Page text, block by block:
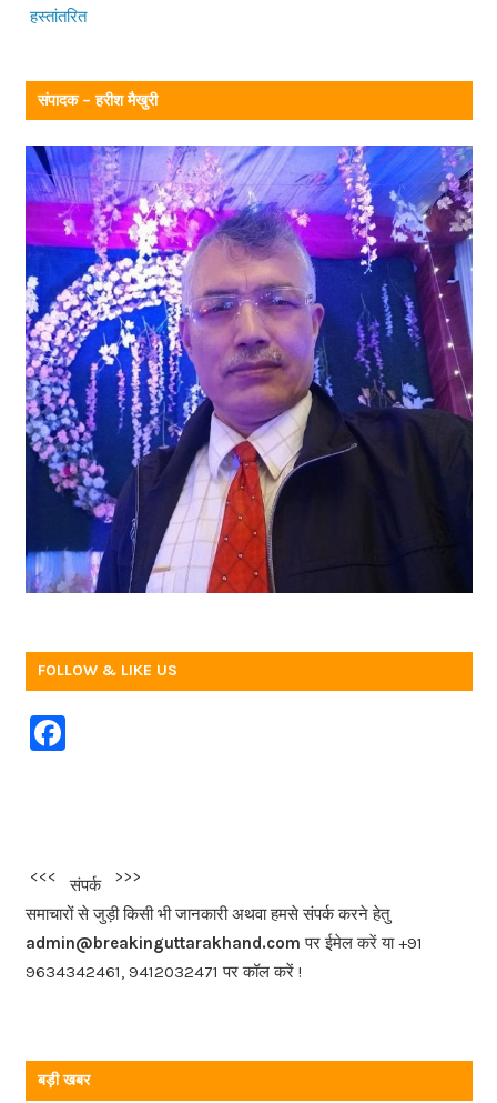
हस्तांतरित
संपादक – हरीश मैखुरी
FOLLOW & LIKE US
F
b
o
o
k
<<< संपर्क
>>>
समाचारों से जुड़ी किसी भी जानकारी अथवा हमसे संपर्क करने हेतु
admin@breakinguttarakhand.com पर ईमेल करें या +91
9634342461, 9412032471 पर कॉल करें !
बड़ी खबर